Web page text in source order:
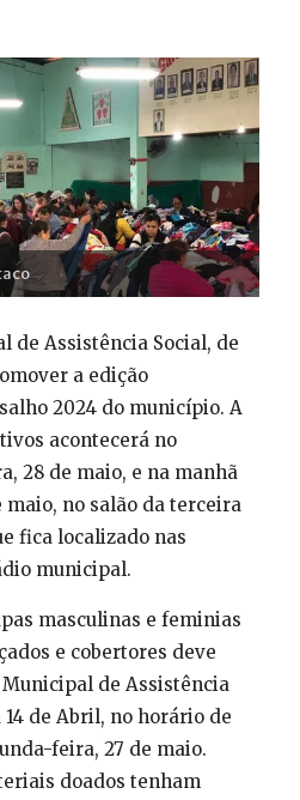
de Assistência Social, de
a edição
2024 do município. A
acontecerá no
28 de maio, e na manhã
no salão da terceira
fica localizado nas
municipal.
masculinas e feminias
e cobertores deve
de Assistência
14 de Abril, no horário de
feira, 27 de maio.
doados tenham